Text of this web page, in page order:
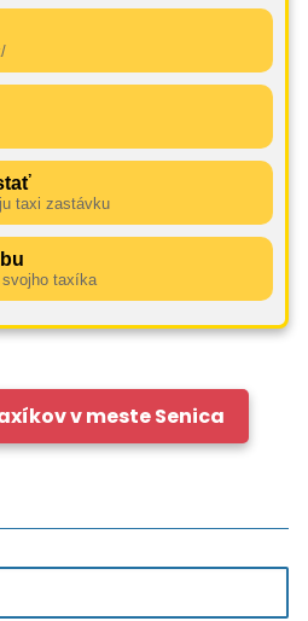
taxi zastávku
taxíka
v meste Senica